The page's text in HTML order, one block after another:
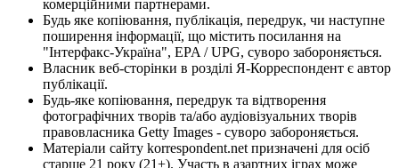
комерційними партнерами.
Будь яке копіювання, публікація, передрук, чи наступне
поширення інформації, що містить посилання на
"Інтерфакс-Україна", EPA / UPG, суворо забороняється.
Власник веб-сторінки в розділі Я-Корреспондент є автор
публікації.
Будь-яке копіювання, передрук та відтворення
фотографічних творів та/або аудіовізуальних творів
правовласника Getty Images - суворо забороняється.
Матеріали сайту korrespondent.net призначені для осіб
старше 21 року (21+). Участь в азартних іграх може